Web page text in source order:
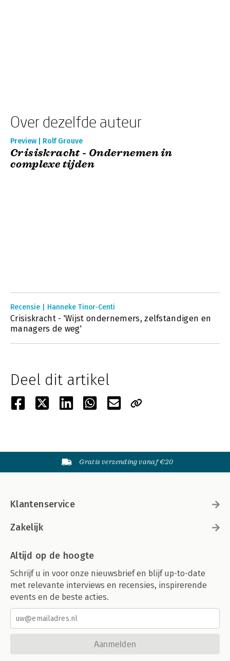
Over dezelfde auteur
Preview | Rolf Grouve
Crisiskracht - Ondernemen in
complexe tijden
Recensie | Hanneke Tinor-Centi
Crisiskracht - 'Wijst ondernemers, zelfstandigen en
managers de weg'
Deel dit artikel
Gratis verzending vanaf €20
Klantenservice
Zakelijk
Altijd op de hoogte
Schrijf u in voor onze nieuwsbrief en blijf up-to-date
met relevante interviews en recensies, inspirerende
events en de beste acties.
Aanmelden